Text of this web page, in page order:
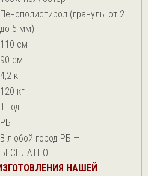
Пенополистирол (гранулы от 2
до 5 мм)
110 см
90 см
4,2 кг
120 кг
1 год
РБ
В любой город РБ —
БЕСПЛАТНО!
НАШЕЙ